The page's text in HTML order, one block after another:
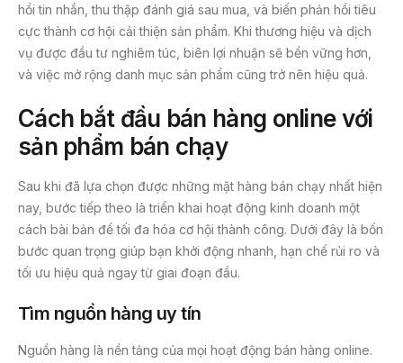
hồi tin nhắn, thu thập đánh giá sau mua, và biến phản hồi tiêu
cực thành cơ hội cải thiện sản phẩm. Khi thương hiệu và dịch
vụ được đầu tư nghiêm túc, biên lợi nhuận sẽ bền vững hơn,
và việc mở rộng danh mục sản phẩm cũng trở nên hiệu quả.
Cách bắt đầu bán hàng online với
sản phẩm bán chạy
Sau khi đã lựa chọn được những mặt hàng bán chạy nhất hiện
nay, bước tiếp theo là triển khai hoạt động kinh doanh một
cách bài bản để tối đa hóa cơ hội thành công. Dưới đây là bốn
bước quan trọng giúp bạn khởi động nhanh, hạn chế rủi ro và
tối ưu hiệu quả ngay từ giai đoạn đầu.
Tìm nguồn hàng uy tín
Nguồn hàng là nền tảng của mọi hoạt động bán hàng online.